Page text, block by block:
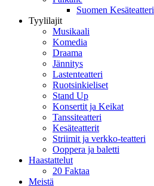
Suomen Kesäteatteri
Tyylilajit
Musikaali
Komedia
Draama
Jännitys
Lastenteatteri
Ruotsinkieliset
Stand Up
Konsertit ja Keikat
Tanssiteatteri
Kesäteatterit
Striimit ja verkko-teatteri
Ooppera ja baletti
Haastattelut
20 Faktaa
Meistä